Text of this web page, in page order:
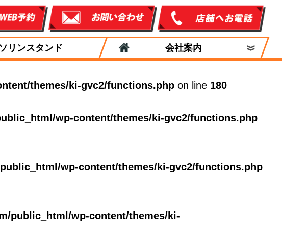
リンスタンド 会社案内
themes/ki-gvc2/functions.php on line 180
wp-content/themes/ki-gvc2/functions.php
wp-content/themes/ki-gvc2/functions.php
public_html/wp-content/themes/ki-